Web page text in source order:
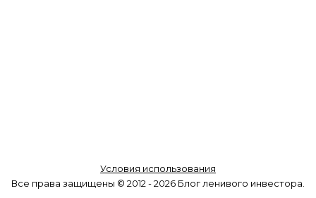
Условия использования
Все права защищены © 2012 - 2026 Блог ленивого инвестора.